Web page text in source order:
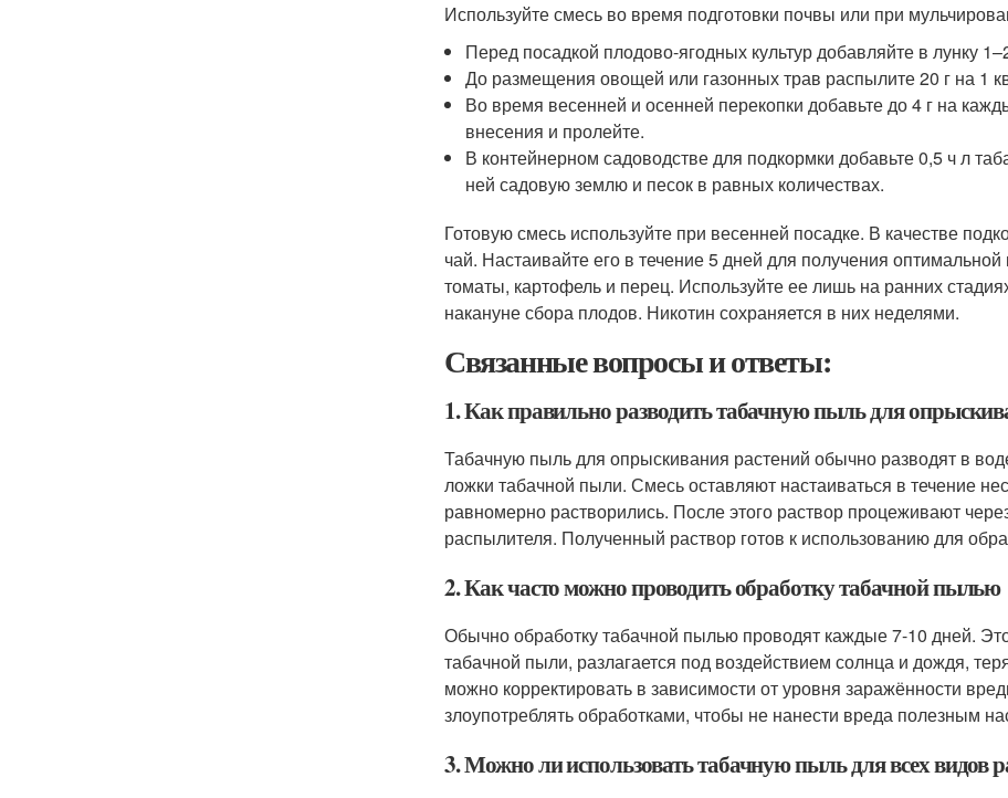
Используйте смесь во время подготовки почвы или при
Перед посадкой плодово-ягодных культур добавляйте в лунку
До размещения овощей или газонных трав распылите 20 г на 1
Во время весенней и осенней перекопки добавьте до 4 г на
внесения и пролейте.
В контейнерном садоводстве для подкормки добавьте 0,5 ч л
ней садовую землю и песок в равных количествах.
Готовую смесь используйте при весенней посадке. В качестве
чай. Настаивайте его в течение 5 дней для получения
томаты, картофель и перец. Используйте ее лишь на ранних
накануне сбора плодов. Никотин сохраняется в них неделями.
Связанные вопросы и ответы:
1. Как правильно разводить табачную пыль для
Табачную пыль для опрыскивания растений обычно разводят в
ложки табачной пыли. Смесь оставляют настаиваться в течение
равномерно растворились. После этого раствор процеживают
распылителя. Полученный раствор готов к использованию для
2. Как часто можно проводить обработку табачной пылью
Обычно обработку табачной пылью проводят каждые 7-10 дней.
табачной пыли, разлагается под воздействием солнца и дождя,
можно корректировать в зависимости от уровня заражённости
злоупотреблять обработками, чтобы не нанести вреда полезным
3. Можно ли использовать табачную пыль для всех видов